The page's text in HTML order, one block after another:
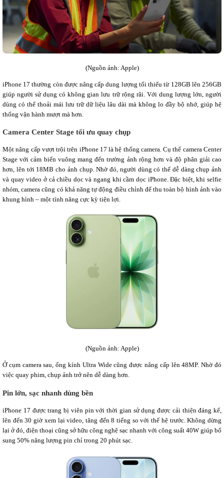
(Nguồn ảnh: Apple)
iPhone 17 thường còn được nâng cấp dung lượng tối thiểu từ 128GB lên 256GB
giúp người sử dụng có không gian lưu trữ rộng rãi. Với dung lượng lớn, người
dùng có thể thoải mái lưu trữ dữ liệu lâu dài mà không lo đầy bộ nhớ, giúp hệ
thống vận hành mượt mà hơn.
Camera Center Stage tối ưu quay chụp
Một nâng cấp vượt trội trên iPhone 17 là hệ thống camera. Cụ thể camera Center
Stage với cảm biến vuông mang đến trường ảnh rộng hơn và độ phân giải cao
hơn, lên tới 18MB cho ảnh chụp. Nhờ đó, người dùng có thể dễ dàng chụp ảnh
và quay video ở cả chiều dọc và ngang khi cầm dọc iPhone. Đặc biệt, khi selfie
nhóm, camera cũng có khả năng tự động điều chỉnh để thu toàn bộ hình ảnh vào
khung hình – một tính năng cực kỳ tiện lợi.
(Nguồn ảnh: Apple)
Ở cụm camera sau, ống kính Ultra Wide cũng được nâng cấp lên 48MP. Nhờ đó
việc quay phim, chụp ảnh trở nên dễ dàng hơn.
Pin lớn, sạc nhanh dùng bền
iPhone 17 được trang bị viên pin với thời gian sử dụng được cải thiện đáng kể,
lên đến 30 giờ xem lại video, tăng đến 8 tiếng so với thế hệ trước. Không dừng
lại ở đó, điện thoại cũng sở hữu công nghệ sạc nhanh với công suất 40W giúp bổ
sung 50% năng lượng pin chỉ trong 20 phút sạc.